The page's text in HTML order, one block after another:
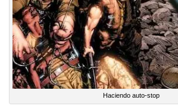
Haciendo auto-stop